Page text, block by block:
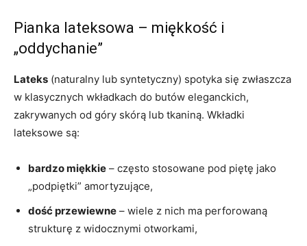
Pianka lateksowa – miękkość i
„oddychanie”
Lateks (naturalny lub syntetyczny) spotyka się zwłaszcza
w klasycznych wkładkach do butów eleganckich,
zakrywanych od góry skórą lub tkaniną. Wkładki
lateksowe są:
bardzo miękkie – często stosowane pod piętę jako
„podpiętki” amortyzujące,
dość przewiewne – wiele z nich ma perforowaną
strukturę z widocznymi otworkami,